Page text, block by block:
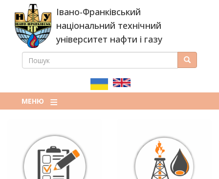
основного
вмісту
Івано-Франківський
національний технічний
університет нафти і газу
ПОШУКОВА
ПОШУК Пошук
МЕНЮ